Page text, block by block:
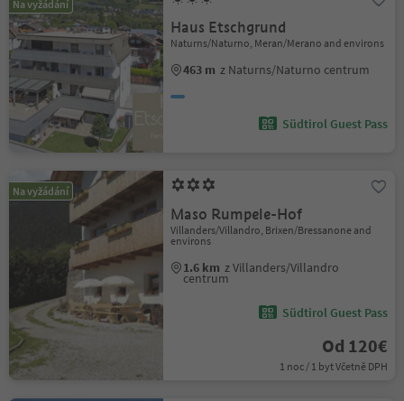
Na vyžádání
Haus Etschgrund
Naturns/Naturno, Meran/Merano and environs
463 m z Naturns/Naturno centrum
Südtirol Guest Pass
Na vyžádání
Maso Rumpele-Hof
Villanders/Villandro, Brixen/Bressanone and
environs
1.6 km z Villanders/Villandro
centrum
Südtirol Guest Pass
Od 120€
1 noc / 1 byt Včetně DPH